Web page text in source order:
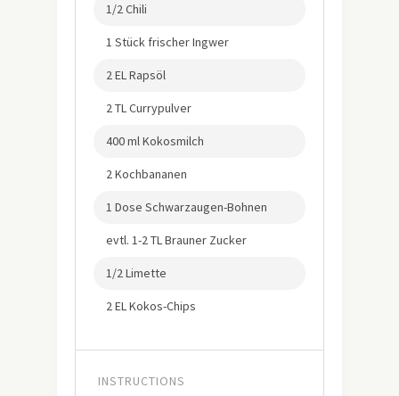
1/2 Chili
1 Stück frischer Ingwer
2 EL Rapsöl
2 TL Currypulver
400 ml Kokosmilch
2 Kochbananen
1 Dose Schwarzaugen-Bohnen
evtl. 1-2 TL Brauner Zucker
1/2 Limette
2 EL Kokos-Chips
INSTRUCTIONS